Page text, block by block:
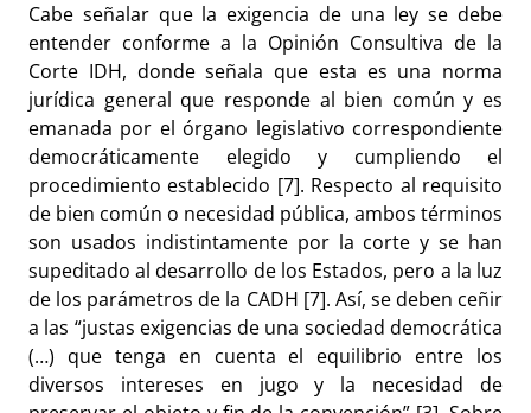
Cabe señalar que la exigencia de una ley se debe
entender conforme a la Opinión Consultiva de la
Corte IDH, donde señala que esta es una norma
jurídica general que responde al bien común y es
emanada por el órgano legislativo correspondiente
democráticamente elegido y cumpliendo el
procedimiento establecido [7]. Respecto al requisito
de bien común o necesidad pública, ambos términos
son usados indistintamente por la corte y se han
supeditado al desarrollo de los Estados, pero a la luz
de los parámetros de la CADH [7]. Así, se deben ceñir
a las “justas exigencias de una sociedad democrática
(…) que tenga en cuenta el equilibrio entre los
diversos intereses en jugo y la necesidad de